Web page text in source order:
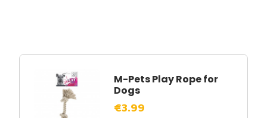
M-Pets Play Rope for
Dogs
€3.99